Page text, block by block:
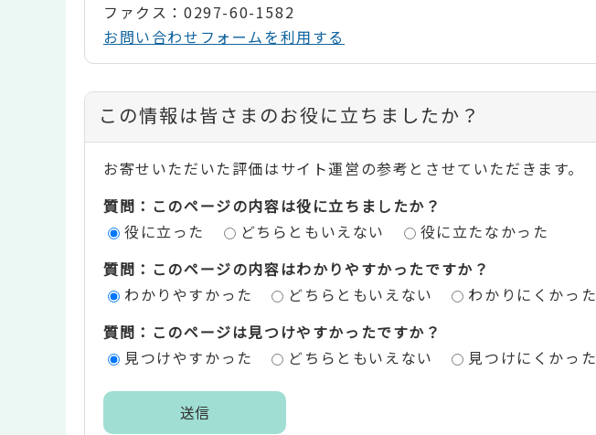
ファクス：0297-60-1582
お問い合わせフォームを利用する
コ
ン
テ
ン
評
エ
この情報は皆さまのお役に立ちましたか？
お寄せいただいた評価はサイト運営の参考とさせていただきます。
質問：このページの内容は役に立ちましたか？
役に立った
どちらともいえない
役に立たなかった
質問：このページの内容はわかりやすかったですか？
わかりやすかった
どちらともいえない
わかりにくかった
質問：このページは見つけやすかったですか？
見つけやすかった
どちらともいえない 見つけにくかった